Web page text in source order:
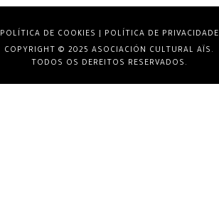
POLÍTICA DE COOKIES
POLÍTICA DE PRIVACIDADE
COPYRIGHT © 2025 ASOCIACIÓN CULTURAL AÏS.
TODOS OS DEREITOS RESERVADOS.